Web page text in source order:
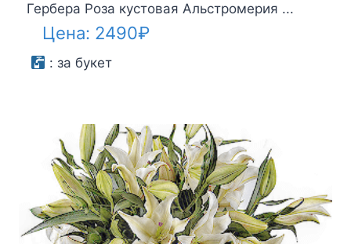
Гербера Роза кустовая Альстромерия ...
Цена: 2490₽
: за букет